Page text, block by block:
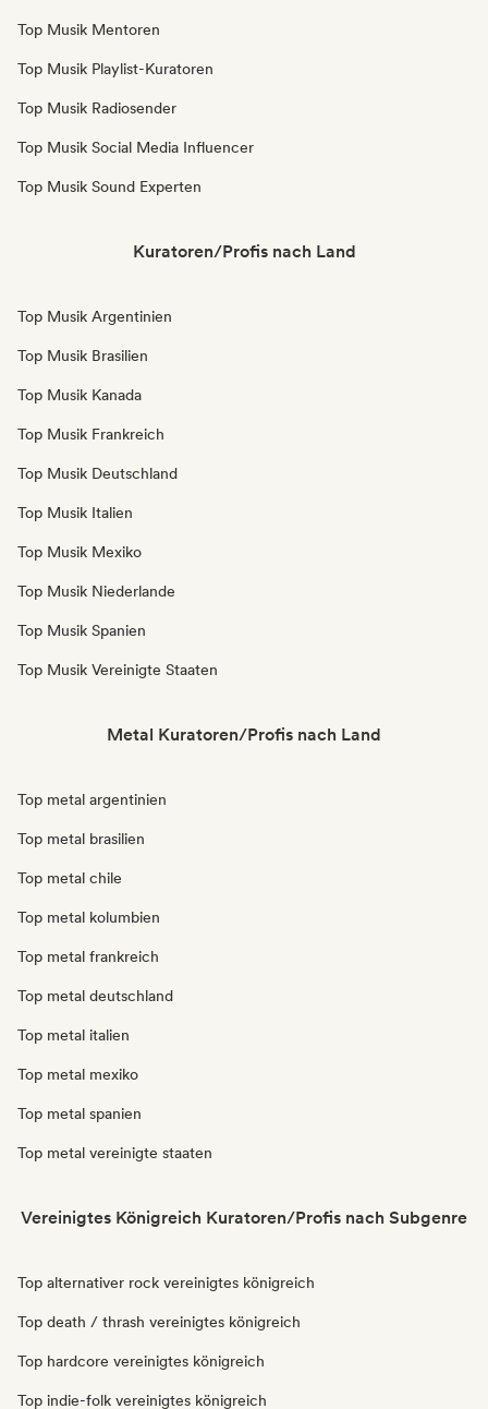
Top Musik Mentoren
Top Musik Playlist-Kuratoren
Top Musik Radiosender
Top Musik Social Media Influencer
Top Musik Sound Experten
Kuratoren/Profis nach Land
Top Musik Argentinien
Top Musik Brasilien
Top Musik Kanada
Top Musik Frankreich
Top Musik Deutschland
Top Musik Italien
Top Musik Mexiko
Top Musik Niederlande
Top Musik Spanien
Top Musik Vereinigte Staaten
Metal Kuratoren/Profis nach Land
Top metal argentinien
Top metal brasilien
Top metal chile
Top metal kolumbien
Top metal frankreich
Top metal deutschland
Top metal italien
Top metal mexiko
Top metal spanien
Top metal vereinigte staaten
Vereinigtes Königreich Kuratoren/Profis nach Subgenre
Top alternativer rock vereinigtes königreich
Top death / thrash vereinigtes königreich
Top hardcore vereinigtes königreich
Top indie-folk vereinigtes königreich